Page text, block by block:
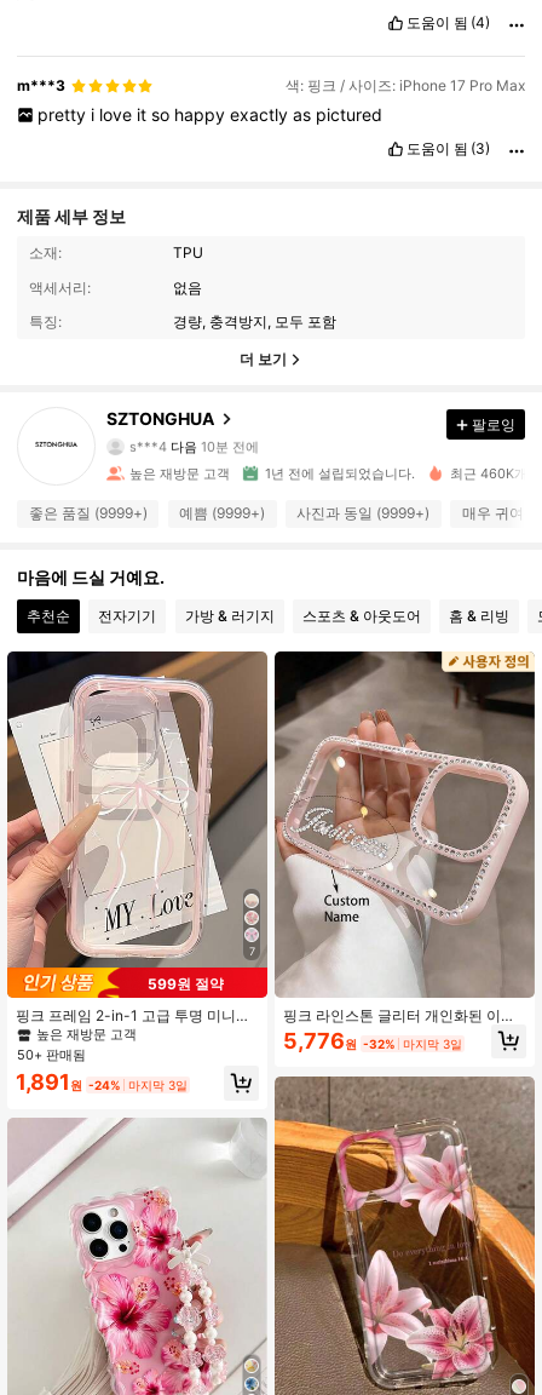
도움이 됨 (4)
m***3 색: 핑크 / 사이즈: iPhone 17 Pro Max
pretty i love it so happy exactly as pictured
도움이 됨 (3)
제품 세부 정보
소재:
TPU
액세서리:
없음
특징:
경량, 충격방지, 모두 포함
더 보기
SZTONGHUA
4.94
s***4다음10분 전에
t***2가 탐색 중입니다
4.94
13K 팔로워
4.94 13K 팔로워
4.94
4.94 13K 팔로워
4.94 13K 팔로워
4.94 13K 팔로워
4.94 13K 팔로워
4.94 13K 팔로워
4.94 13K 팔로워
팔로잉
높은 재방문 고객 1년 전에 설립되었습니다. 최근 460K개
좋은 품질 (9999+) 예쁨 (9999+) 사진과 동일 (9999+) 매우 귀여
마음에 드실 거예요.
추천순 전자기기 가방 & 러기지 스포츠 & 아웃도어 홈 & 리빙
7
599원 절약
핑크 프레임 2-in-1 고급 투명 미니멀
리스트 렌즈 보호 낙하 방지 충돌 방지
핑크 화이트 리본 도트 휴대폰 케이스
1개, 아이폰 16 Pro Max, 17/16/15/14
Plus/13/12/11, Air 및 삼성 시리즈와
호환 가능
높은 재방문 고객
50+ 판매됨
1,891 원 -24% 마지막 3일
핑크 라인스톤 글리터 개인화된 이름
문자 패턴 투명 17 16 Pro Max 호환
충격 방지 보호 커버 그녀를 위한 선
5,776원 -32% 마지막 3일